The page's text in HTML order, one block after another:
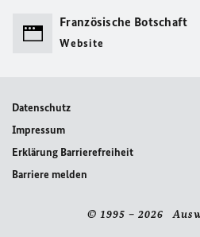
Französische Botschaft
Website
Datenschutz
Impressum
Erklärung Barrierefreiheit
Barriere melden
© 1995 – 2026